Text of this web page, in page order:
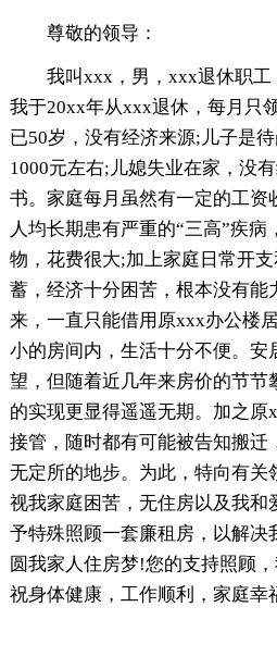
尊敬的领导：
我叫xxx，男，xxx退休职工
我于20xx年从xxx退休，每月只
已50岁，没有经济来源;儿子是
1000元左右;儿媳失业在家，没
书。家庭每月虽然有一定的工资
人均长期患有严重的“三高”疾
物，花费很大;加上家庭日常开
蓄，经济十分困苦，根本没有能
来，一直只能借用原xxx办公楼
小的房间内，生活十分不便。安
望，但随着近几年来房价的节节
的实现更显得遥遥无期。加之原
接管，随时都有可能被告知搬迁
无定所的地步。为此，特向有关
视我家庭困苦，无住房以及我和
予特殊照顾一套廉租房，以解决
圆我家人住房梦!您的支持照顾
祝身体健康，工作顺利，家庭幸